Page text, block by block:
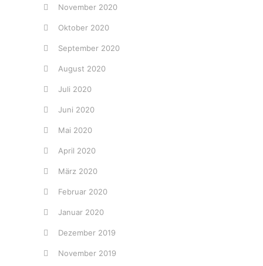
November 2020
Oktober 2020
September 2020
August 2020
Juli 2020
Juni 2020
Mai 2020
April 2020
März 2020
Februar 2020
Januar 2020
Dezember 2019
November 2019